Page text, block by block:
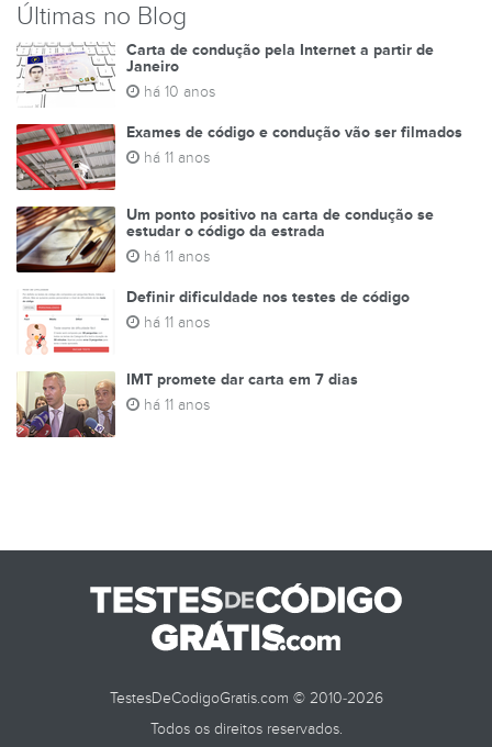
Últimas no Blog
Carta de condução pela Internet a partir de
Janeiro
há 10 anos
Exames de código e condução vão ser filmados
há 11 anos
Um ponto positivo na carta de condução se
estudar o código da estrada
há 11 anos
Definir dificuldade nos testes de código
há 11 anos
IMT promete dar carta em 7 dias
há 11 anos
TestesDeCodigoGratis.com © 2010-2026
Todos os direitos reservados.